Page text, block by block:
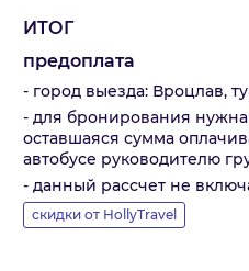
ИТОГ
предоплата
- город выезда: Вроцлав,
- для бронирования нужна
оставшаяся сумма
автобусе руководителю
- данный рассчет не
скидки от HollyTravel